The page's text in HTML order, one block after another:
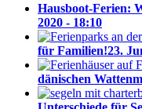
Hausboot-Ferien:
2020 - 18:10
für Familien!23.
dänischen